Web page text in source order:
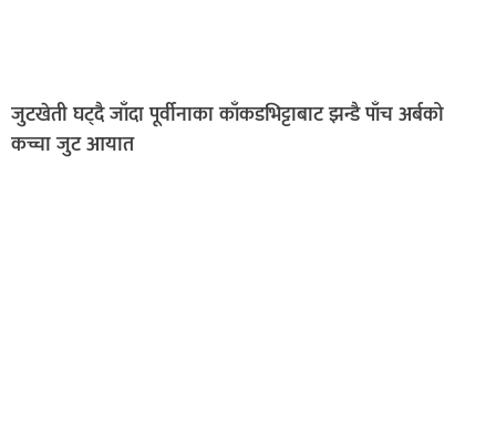
जुटखेती घट्दै जाँदा पूर्वीनाका काँकडभिट्टाबाट झन्डै पाँच अर्बको
कच्चा जुट आयात